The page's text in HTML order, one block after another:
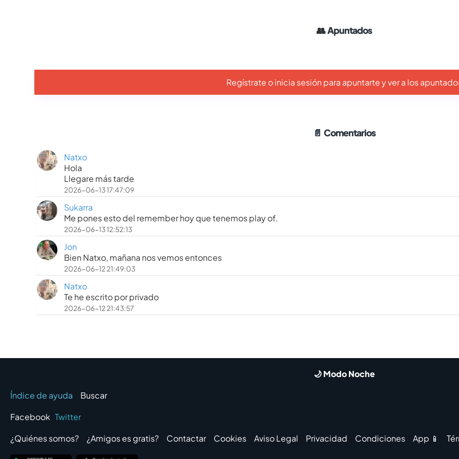
👥Apuntados
Regístrate o inicia sesión para apuntarte y ver a los
📄 Comentarios
Natxo
Hola
Llegare más tarde
2026-06-13 17:47:09
Sukarra
Me pones esto del remember hoy que tenemos play of.
2026-06-13 12:52:13
Jon
Bien Natxo, mañana nos vemos entonces
2026-06-12 21:49:03
Natxo
Te he escrito por privado
2026-06-12 21:43:57
🌙 Modo Noche
Índice de ayuda
Buscar
Facebook Twitter
¿Quiénes somos?
¿Amigos es gratis? Contactar Cookies Aviso Legal Privacidad Condiciones App 📱